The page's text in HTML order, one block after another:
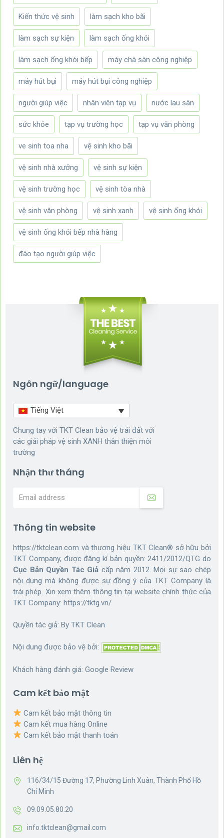
Kiến thức vệ sinh làm sạch kho bãi
làm sạch sự kiện làm sạch ống khói
làm sạch ống khói bếp máy chà sàn công nghiệp
máy hút bụi máy hút bụi công nghiệp
người giúp việc nhân viên tạp vụ nước lau sàn
sức khỏe tạp vụ trường học tạp vụ văn phòng
ve sinh toa nha vệ sinh kho bãi
vệ sinh nhà xưởng vệ sinh sự kiện
vệ sinh trường học vệ sinh tòa nhà
vệ sinh văn phòng vệ sinh xanh vệ sinh ống khói
vệ sinh ống khói bếp nhà hàng
đào tạo người giúp việc
Ngôn ngữ/language
Tiếng Việt
Chung tay với TKT Clean bảo vệ trái đất với
các giải pháp vệ sinh XANH thân thiện môi
trường
Nhận thư tháng
Thông tin website
https://tktclean.com và thương hiệu TKT Clean® sở hữu bởi
TKT Company, được đăng kí bản quyền: 2411/2012/QTG do
Cục Bản Quyền Tác Giả cấp năm 2012. Mọi sự sao chép
nội dung mà không được sự đồng ý của TKT Company là
trái phép. Xin xem thêm thông tin tại website chính thức của
TKT Company: https://tktg.vn/
Quyền tác giả: By TKT Clean
Nội dung được bảo vệ bởi:
Khách hàng đánh giá: Google Review
Cam kết bảo mật
Cam kết bảo mật thông tin
Cam kết mua hàng Online
Cam kết bảo mật thanh toán
Liên hệ
116/34/15 Đường 17, Phường Linh Xuân, Thành Phố Hồ
Chí Minh
09.09.05.80.20
info.tktclean@gmail.com